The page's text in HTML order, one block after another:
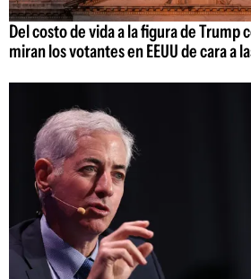
Del costo de vida a la figura de Trump
miran los votantes en EEUU de cara a